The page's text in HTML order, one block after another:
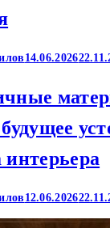
14.06.2026
интерьера
12.06.2026